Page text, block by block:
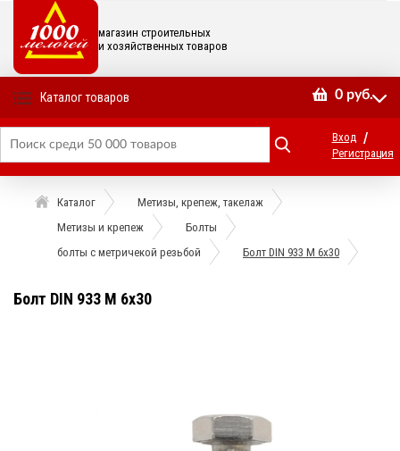
магазин строительных
и хозяйственных товаров
Каталог товаров 0 руб.
Вход /
Регистрация
Каталог
Метизы, крепеж, такелаж
Метизы и крепеж
Болты
болты с метричекой резьбой
Болт DIN 933 М 6х30
Болт DIN 933 М 6х30